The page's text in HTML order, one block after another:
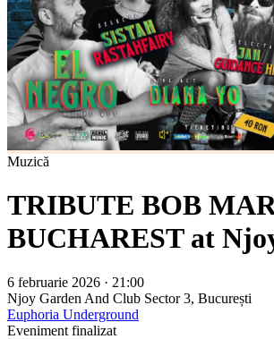
Muzică
TRIBUTE BOB
BUCHAREST at
6 februarie 2026 · 21:00
Njoy Garden And Club Sector 3, București
Euphoria Underground
Eveniment finalizat